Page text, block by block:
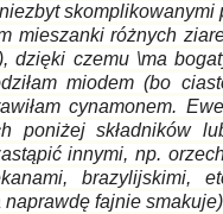
skomplikowanymi
mieszanki różnych
dzięki czemu \ma
miodem (bo
cynamonem.
poniżej składników
innymi, np.
brazylijskimi,
fajnie